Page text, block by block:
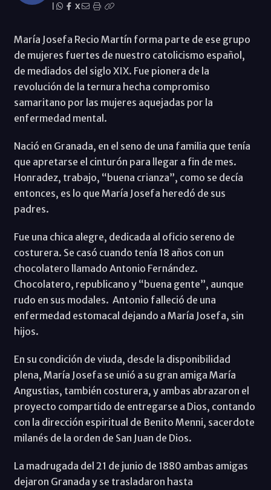
X
María Josefa Recio Martín forma parte de ese grupo
de mujeres fuertes de nuestro catolicismo español,
de mediados del siglo XIX. Fue pionera de la
revolución de la ternura hecha compromiso
samaritano por las mujeres aquejadas por la
enfermedad mental.
Nació en Granada, en el seno de una familia que tenía
que apretarse el cinturón para llegar a fin de mes.
Honradez, trabajo, “buena crianza”, como se decía
entonces, es lo que María Josefa heredó de sus
padres.
Fue una chica alegre, dedicada al oficio sereno de
costurera. Se casó cuando tenía 18 años con un
chocolatero llamado Antonio Fernández.
Chocolatero, republicano y “buena gente”, aunque
rudo en sus modales. Antonio falleció de una
enfermedad estomacal dejando a María Josefa, sin
hijos.
En su condición de viuda, desde la disponibilidad
plena, María Josefa se unió a su gran amiga María
Angustias, también costurera, y ambas abrazaron el
proyecto compartido de entregarse a Dios, contando
con la dirección espiritual de Benito Menni, sacerdote
milanés de la orden de San Juan de Dios.
La madrugada del 21 de junio de 1880 ambas amigas
dejaron Granada y se trasladaron hasta